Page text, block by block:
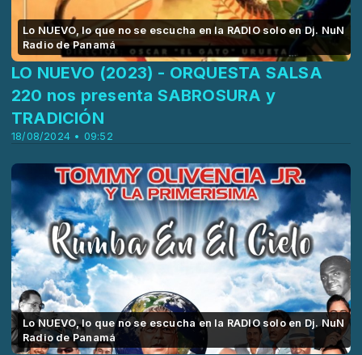
Lo NUEVO, lo que no se escucha en la RADIO solo en Dj. NuN
Radio de Panamá
18/08/2024 • 09:52
LO NUEVO (2023) - ORQUESTA SALSA
220 nos presenta SABROSURA y
TRADICIÓN
Lo NUEVO, lo que no se escucha en la RADIO solo en Dj. NuN
Radio de Panamá